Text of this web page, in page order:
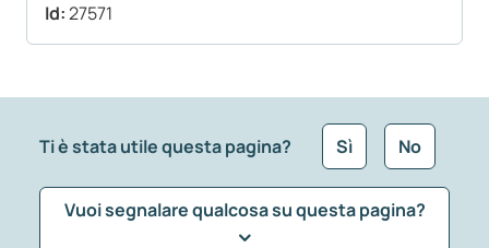
Id:27571
Ti è stata utile questa pagina? Sì No
Vuoi segnalare qualcosa su questa pagina?